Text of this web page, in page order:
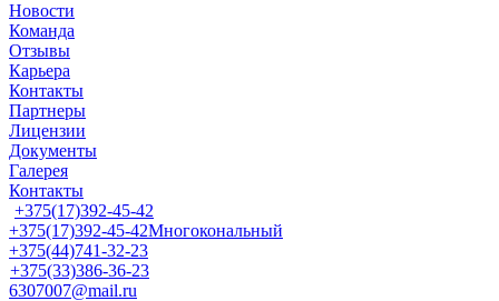
Новости
Команда
Отзывы
Карьера
Контакты
Партнеры
Лицензии
Документы
Галерея
Контакты
+375(17)392-45-42
+375(17)392-45-42Многокональный
+375(44)741-32-23
+375(33)386-36-23
6307007@mail.ru